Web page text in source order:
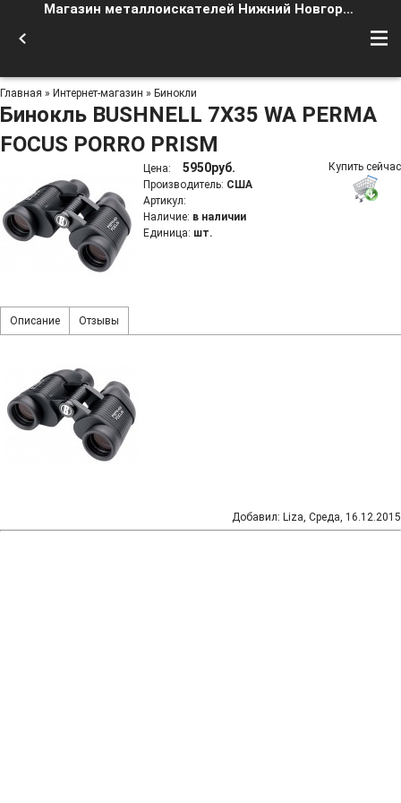
Магазин металлоискателей Нижний Новгород
Главная » Интернет-магазин » Бинокли
Бинокль BUSHNELL 7X35 WA PERMA
FOCUS PORRO PRISM
Цена: 5950руб.
Производитель: США
Артикул:
Наличие: в наличии
Единица: шт.
Купить сейчас
Описание Отзывы
Добавил: Liza, Среда, 16.12.2015